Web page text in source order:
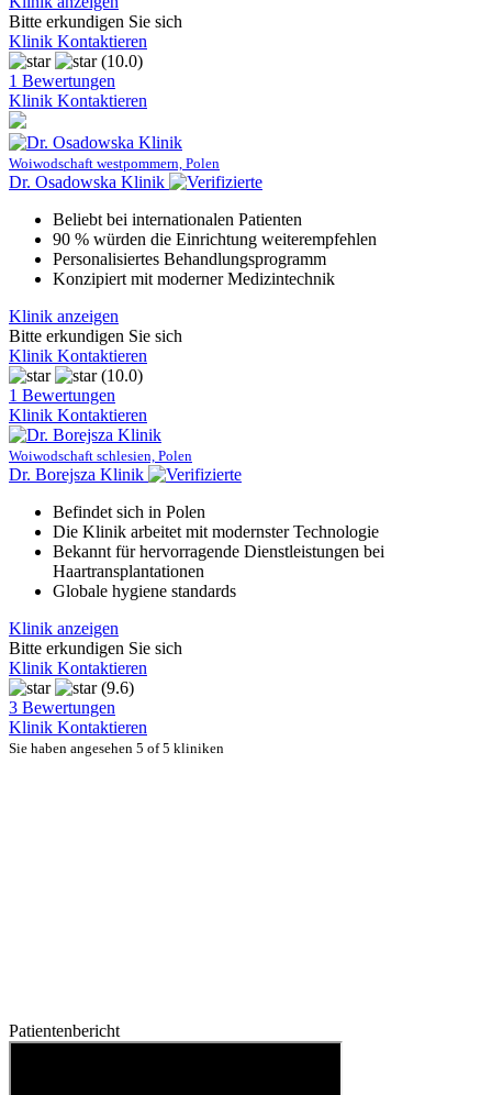
Bitte erkundigen Sie sich
Klinik Kontaktieren
(10.0)
1 Bewertungen
Klinik Kontaktieren
Woiwodschaft westpommern, Polen
Dr. Osadowska Klinik
Beliebt bei internationalen Patienten
90 % würden die Einrichtung weiterempfehlen
Personalisiertes Behandlungsprogramm
Konzipiert mit moderner Medizintechnik
Klinik anzeigen
Bitte erkundigen Sie sich
Klinik Kontaktieren
(10.0)
1 Bewertungen
Klinik Kontaktieren
Woiwodschaft schlesien, Polen
Dr. Borejsza Klinik
Befindet sich in Polen
Die Klinik arbeitet mit modernster Technologie
Bekannt für hervorragende Dienstleistungen bei
Haartransplantationen
Globale hygiene standards
Klinik anzeigen
Bitte erkundigen Sie sich
Klinik Kontaktieren
(9.6)
3 Bewertungen
Klinik Kontaktieren
Sie haben angesehen 5 of 5 kliniken
Patientenbericht